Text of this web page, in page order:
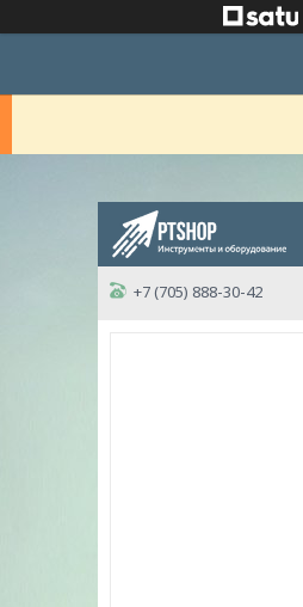
+7 (705) 888-30-42